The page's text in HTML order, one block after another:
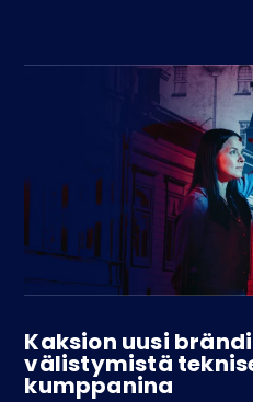
Kaksion uusi
välistymistä
kumppanina